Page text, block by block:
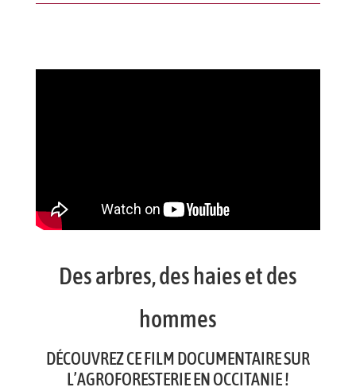
Des arbres, des haies et des
hommes
DÉCOUVREZ CE FILM DOCUMENTAIRE SUR
L’AGROFORESTERIE EN OCCITANIE !